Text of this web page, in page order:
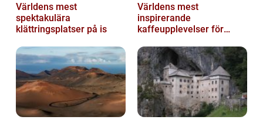
Världens mest
spektakulära
klättringsplatser på is
Världens mest
inspirerande
kaffeupplevelser för